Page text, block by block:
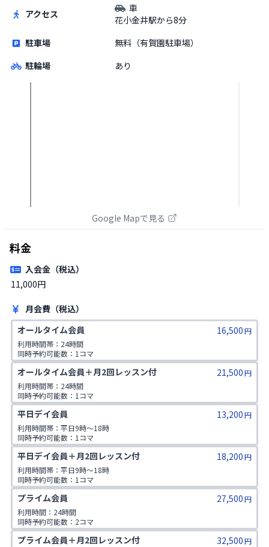
アクセス
車
花小金井駅から8分
駐車場
無料（有賀園駐車場）
駐輪場
あり
Google Mapで見る
料金
入会金（税込）
11,000円
月会費（税込）
オールタイム会員
16,500円
利用時間帯：24時間
同時予約可能数：1コマ
1日利用可能数：2コマ
非会員同伴：1名まで
オールタイム会員＋月2回レッスン付 21,500円
利用時間帯：24時間
同時予約可能数：1コマ
1日利用可能数：2コマ
非会員同伴：1名まで
平日デイ会員 13,200円
利用時間帯：平日9時〜18時
同時予約可能数：1コマ
1日利用可能数：2コマ
非会員同伴：1名まで
平日デイ会員＋月2回レッスン付 18,200円
利用時間帯：平日9時〜18時
同時予約可能数：1コマ
1日利用可能数：2コマ
非会員同伴：1名まで
プライム会員 27,500円
利用時間：24時間
同時予約可能数：2コマ
1日利用可能数：3コマ
非会員同伴：3名まで
プライム会員＋月2回レッスン付 32,500円